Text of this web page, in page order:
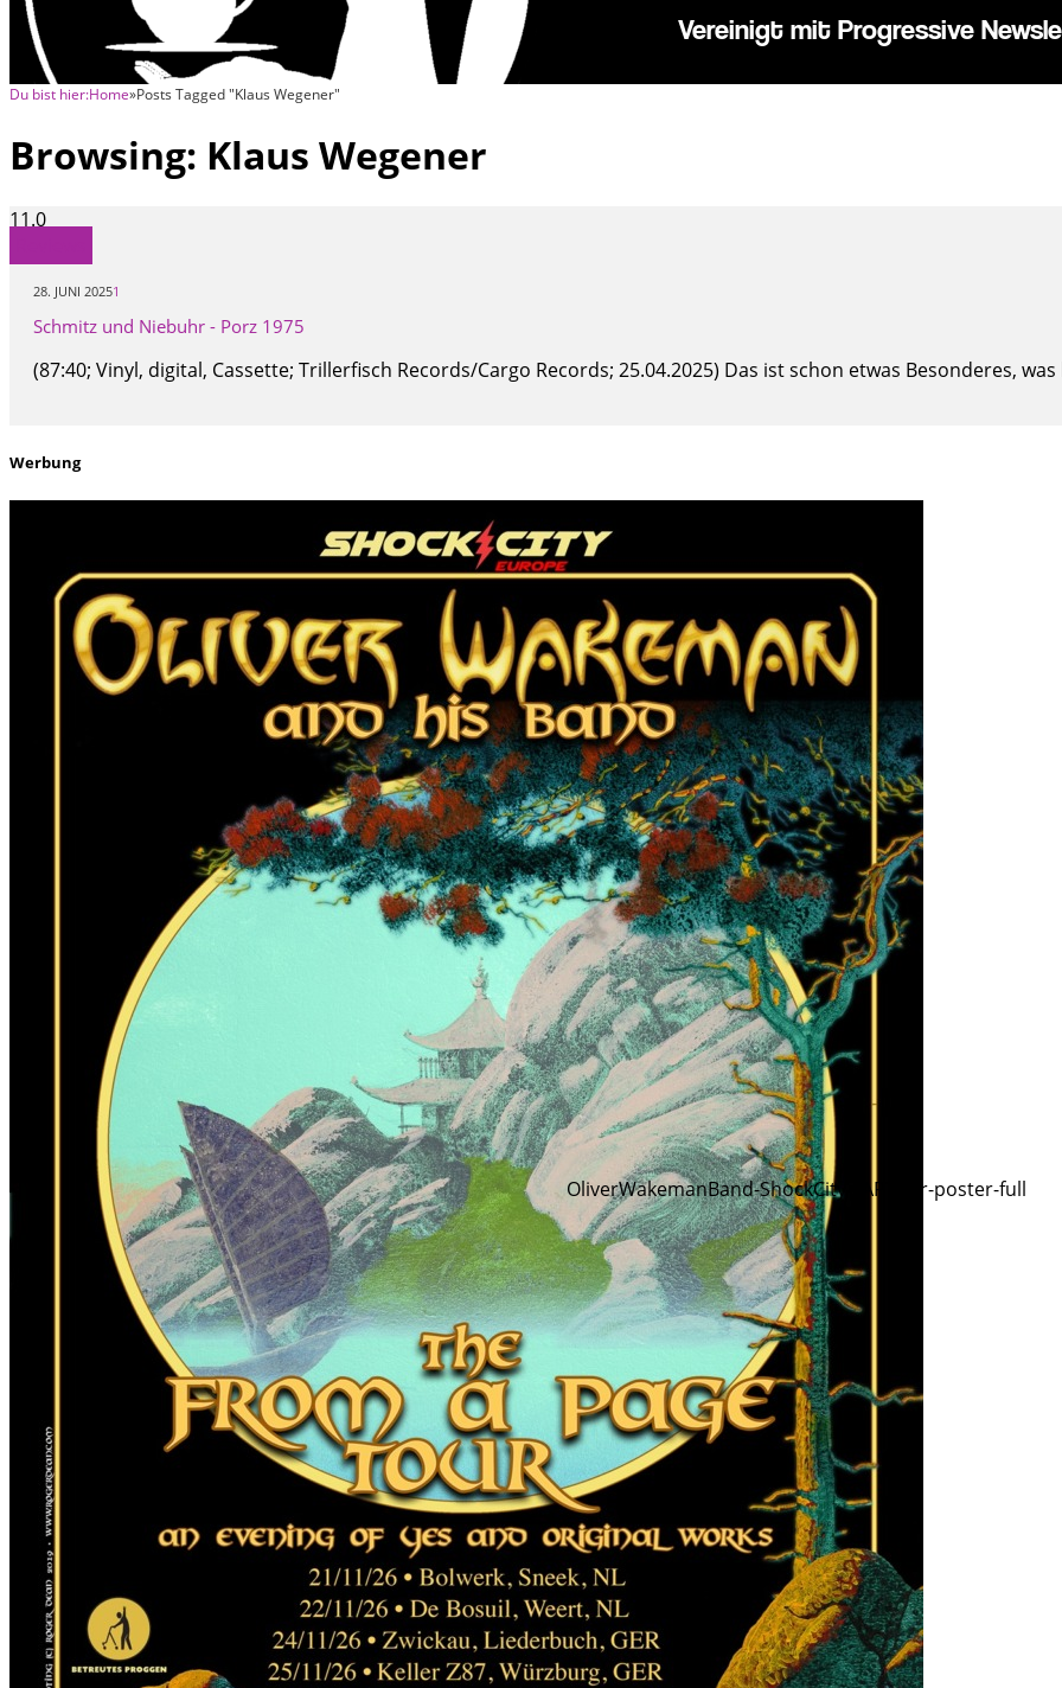
Du bist hier:Home»Posts Tagged "Klaus Wegener"
Browsing: Klaus Wegener
11.0
28. JUNI 20251
Schmitz und Niebuhr - Porz 1975
(87:40; Vinyl, digital, Cassette; Trillerfisch Records/Cargo Records; 25.04.2025) Das ist schon etwas Besonderes,
Werbung
OliverWakemanBand-ShockCity-FAPTour-poster-full